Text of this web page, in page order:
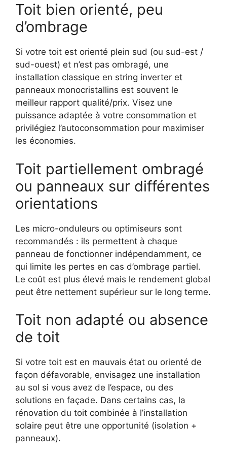
Toit bien orienté, peu
d’ombrage
Si votre toit est orienté plein sud (ou sud-est /
sud-ouest) et n’est pas ombragé, une
installation classique en string inverter et
panneaux monocristallins est souvent le
meilleur rapport qualité/prix. Visez une
puissance adaptée à votre consommation et
privilégiez l’autoconsommation pour maximiser
les économies.
Toit partiellement ombragé
ou panneaux sur différentes
orientations
Les micro-onduleurs ou optimiseurs sont
recommandés : ils permettent à chaque
panneau de fonctionner indépendamment, ce
qui limite les pertes en cas d’ombrage partiel.
Le coût est plus élevé mais le rendement global
peut être nettement supérieur sur le long terme.
Toit non adapté ou absence
de toit
Si votre toit est en mauvais état ou orienté de
façon défavorable, envisagez une installation
au sol si vous avez de l’espace, ou des
solutions en façade. Dans certains cas, la
rénovation du toit combinée à l’installation
solaire peut être une opportunité (isolation +
panneaux).